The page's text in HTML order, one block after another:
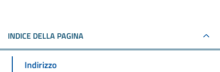
INDICE DELLA PAGINA
Indirizzo